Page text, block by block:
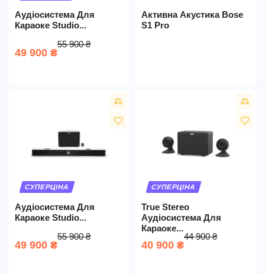
Аудіосистема Для
Караоке Studio...
55 900 ₴
49 900 ₴
Активна Акустика Bose
S1 Pro
favorite_border
Аудіосистема Для
Караоке Studio...
55 900 ₴
49 900 ₴
СУПЕРЦІНА
favorite_border
True Stereo
Аудіосистема Для
Караоке...
44 900 ₴
40 900 ₴
СУПЕРЦІНА